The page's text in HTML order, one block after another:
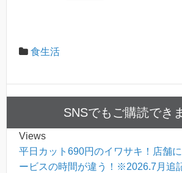
食生活
SNSでもご購読でき
Views
平日カット690円のイワサキ！店舗
ービスの時間が違う！※2026.7月追